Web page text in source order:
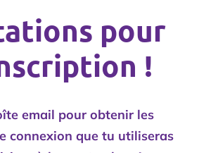
pour
!
email pour obtenir les
connexion que tu utiliseras